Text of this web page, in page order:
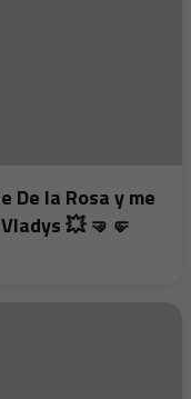
De la Rosa y me
💥 🤜🤛